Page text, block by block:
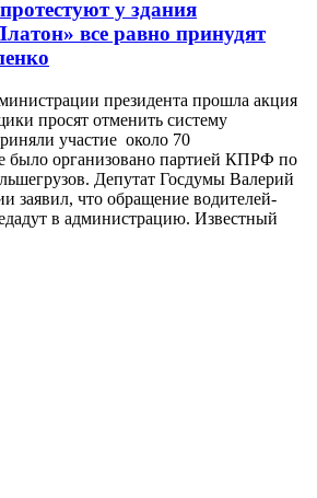
у здания
все равно принудят
президента прошла акция
просят отменить систему
участие около 70
было организовано партией КПРФ по
Депутат Госдумы Валерий
заявил, что обращение водителей-
в администрацию. Известный